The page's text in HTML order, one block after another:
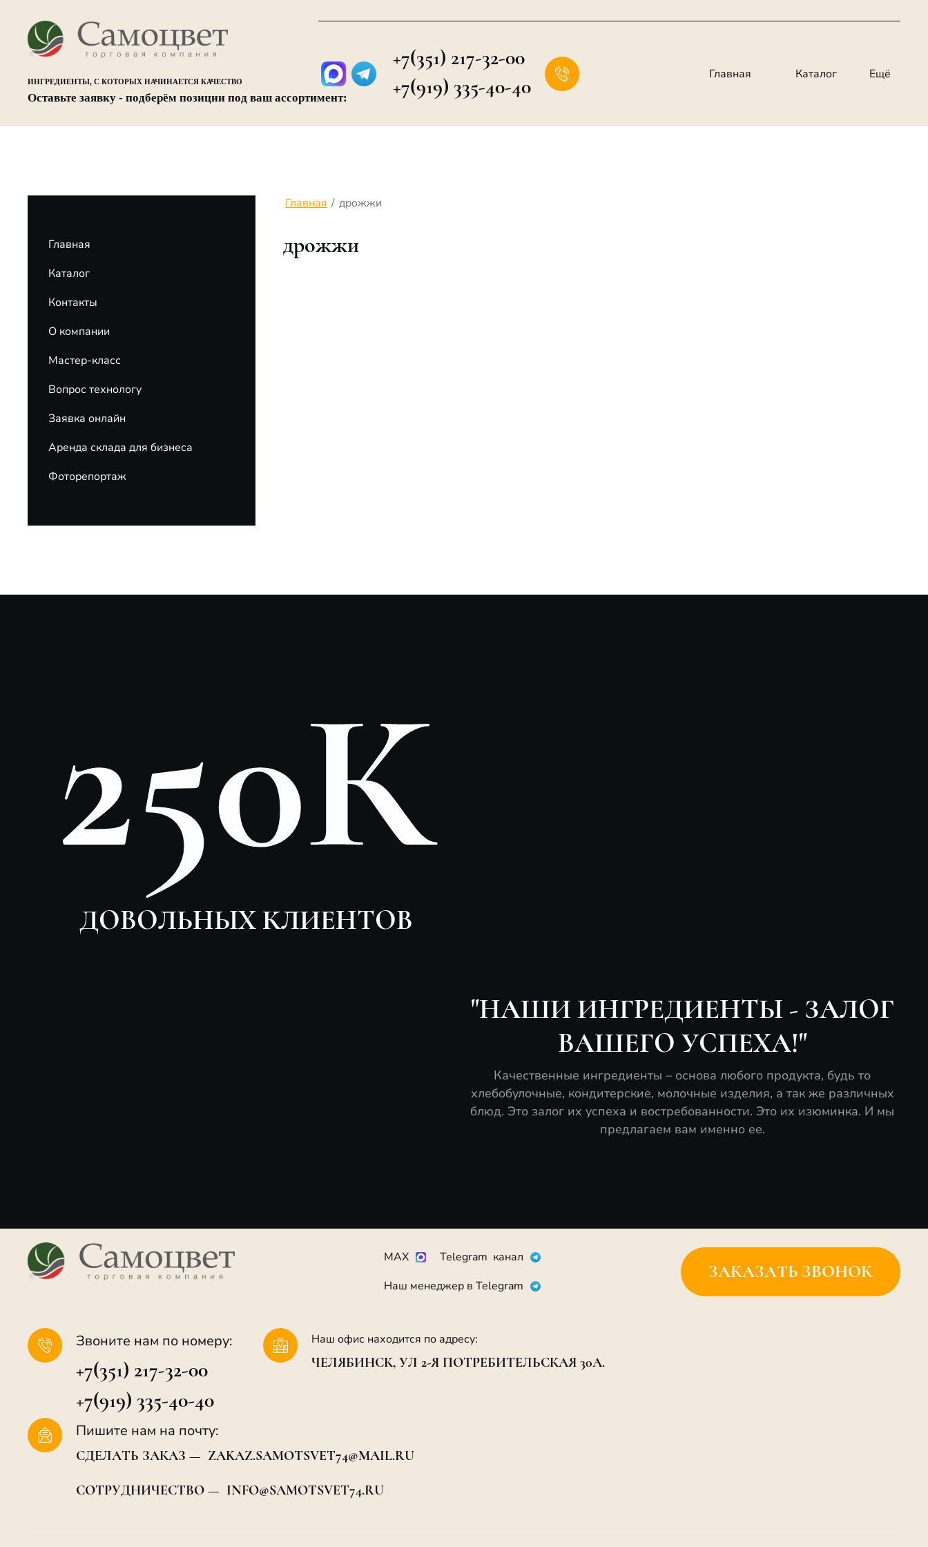
ИНГРЕДИЕНТЫ, С КОТОРЫХ НАЧИНАЕТСЯ КАЧЕСТВО
Оставьте заявку - подберём позиции под ваш ассортимент:
Главная Каталог Ещё
+7(351) 217-32-00
+7(919) 335-40-40
Главная
Каталог
Контакты
О компании
Мастер-класс
Вопрос технологу
Заявка онлайн
Аренда склада для бизнеса
Фоторепортаж
Главная / дрожжи
дрожжи
250К
ДОВОЛЬНЫХ КЛИЕНТОВ
"НАШИ ИНГРЕДИЕНТЫ - ЗАЛОГ
ВАШЕГО УСПЕХА!"
Качественные ингредиенты – основа любого продукта, будь то
хлебобулочные, кондитерские, молочные изделия, а так же различных
блюд. Это залог их успеха и востребованности. Это их изюминка. И мы
предлагаем вам именно ее.
MAX
Telegram канал
Наш менеджер в Telegram
ЗАКАЗАТЬ ЗВОНОК
+7(351) 217-32-00
+7(919) 335-40-40
Звоните нам по номеру:
ЧЕЛЯБИНСК, УЛ 2-Я ПОТРЕБИТЕЛЬСКАЯ 30А.
Наш офис находится по адресу:
СДЕЛАТЬ ЗАКАЗ — ZAKAZ.SAMOTSVET74@MAIL.RU
СОТРУДНИЧЕСТВО — INFO@SAMOTSVET74.RU
Пишите нам на почту: